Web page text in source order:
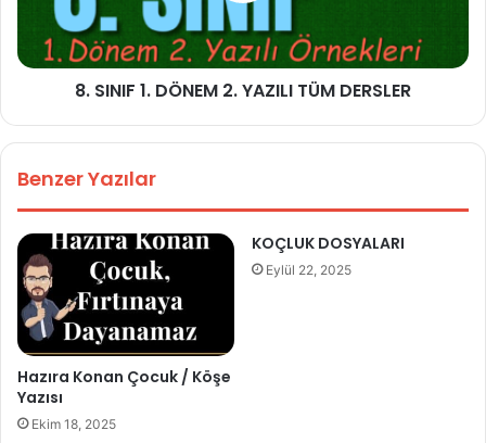
8. SINIF 1. DÖNEM 2. YAZILI TÜM DERSLER
Benzer Yazılar
Hazıra Konan Çocuk / Köşe
Yazısı
Ekim 18, 2025
KOÇLUK DOSYALARI
Eylül 22, 2025